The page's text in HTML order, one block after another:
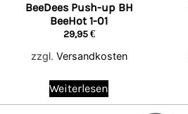
BeeDees Push-up BH
BeeHot 1-01
29,95€
zzgl. Versandkosten
Weiterlesen